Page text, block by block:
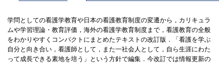
学問としての看護学教育や日本の看護教育制度の変遷から，カリキュラ
ムや学習理論・教育評価，海外の看護学教育制度まで，看護教育の全般
をわかりやすくコンパクトにまとめたテキストの改訂版．「看護を学ぶ
自分と向き合い，看護師として，また一社会人として，自ら生涯にわた
って成長できる素地を培う」という方針で編集．今改訂では情報更新の